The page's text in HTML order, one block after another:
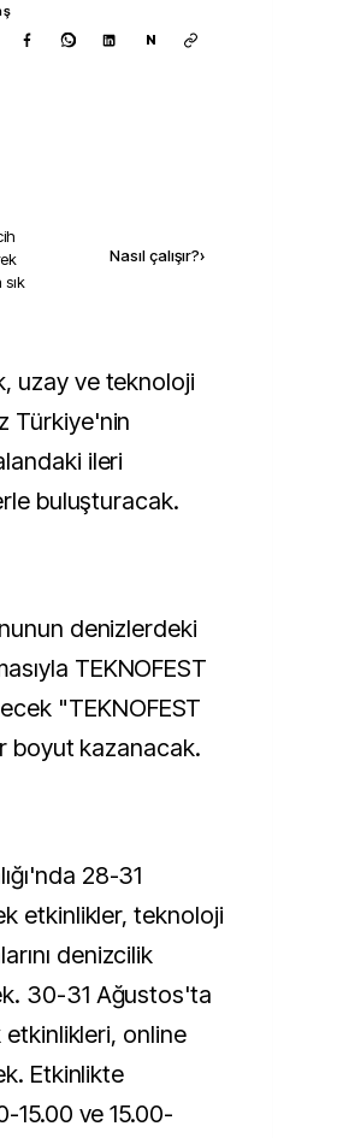
N
Nasıl çalışır?›
Türkiye'nin
ileri
buluşturacak.
denizlerdeki
TEKNOFEST
"TEKNOFEST
boyut kazanacak.
28-31
etkinlikler, teknoloji
denizcilik
30-31 Ağustos'ta
etkinlikleri, online
Etkinlikte
15.00 ve 15.00-